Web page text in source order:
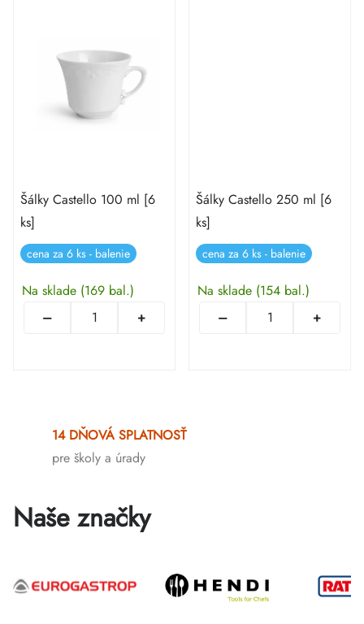
Šálky Castello 100 ml [6
ks]
cena za 6 ks - balenie
Na sklade (169 bal.)
Šálky Castello 250 ml [6
ks]
cena za 6 ks - balenie
Na sklade (154 bal.)
prvky
14 DŇOVÁ SPLATNOSŤ
pre školy a úrady
Naše značky